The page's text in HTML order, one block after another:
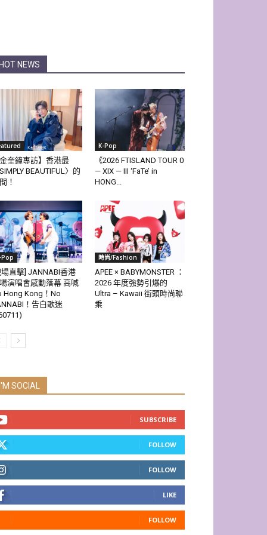
HOT NEWS
金奎鐘專訪】香港最
SIMPLY BEAUTIFUL〉的
！
K-Pop
《2026 FTISLAND TOUR 0
— XIX — III ‘FaTe’ in
HONG...
Pop
場直擊] JANNABI香港
演唱會感動落幕 高喊
Hong Kong！No
！告白歌迷
時尚/Fashion
APEE × BABYMONSTER ：
2026 年度強勢引爆的
Ultra – Kawaii 街頭時尚聯
乘
I'M SOCIAL
SUBSCRIBE
FOLLOW
FOLLOW
LIKE
FOLLOW